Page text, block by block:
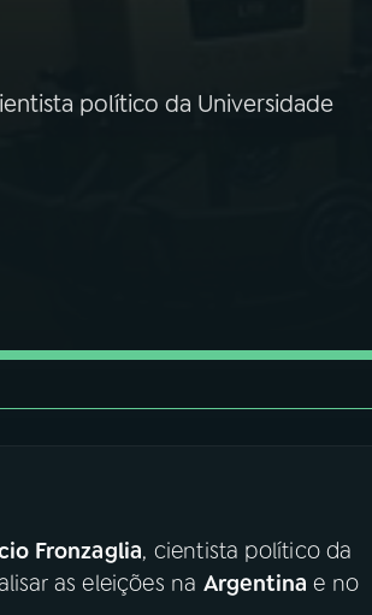
político da Universidade
Fronzaglia, cientista político da
as eleições na Argentina e no